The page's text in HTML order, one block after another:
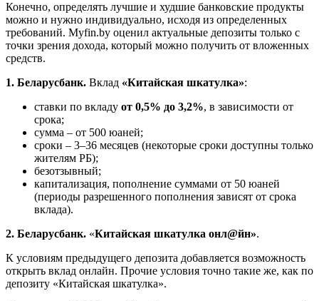
Конечно, определять лучшие и худшие банковские продукты
можно и нужно индивидуально, исходя из определенных
требований. Myfin.by оценил актуальные депозиты только с
точки зрения дохода, который можно получить от вложенных
средств.
1. Беларусбанк. Вклад «Китайская шкатулка»:
ставки по вкладу от 0,5% до 3,2%, в зависимости от
срока;
сумма – от 500 юаней;
сроки – 3–36 месяцев (некоторые сроки доступны только
жителям РБ);
безотзывный;
капитализация, пополнение суммами от 50 юаней
(периоды разрешенного пополнения зависят от срока
вклада).
2. Беларусбанк. «Китайская шкатулка онл@йн».
К условиям предыдущего депозита добавляется возможность
открыть вклад онлайн. Прочие условия точно такие же, как по
депозиту «Китайская шкатулка».